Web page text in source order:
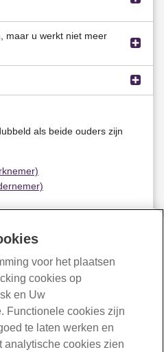
van het pensioenjaarloon,
u pensioen opbouwt.
maar u werkt niet meer
nog een werkeloosheids-
stopt de uitloopperiode als
voor het
Schilders te verlengen. We
uitloopperiode. Doet u dat
geen recht meer op
over het verlengen als
stopt.
wezenpensioen dat u
die gold tot 1
hij of zij 25 jaar wordt.
als beide ouders zijn
minder dan de wettelijke
Dan kopen wij het recht op
voor het plaatsen
cookies op
en Uw
Functionele cookies zijn
te laten werken en
analytische cookies zien